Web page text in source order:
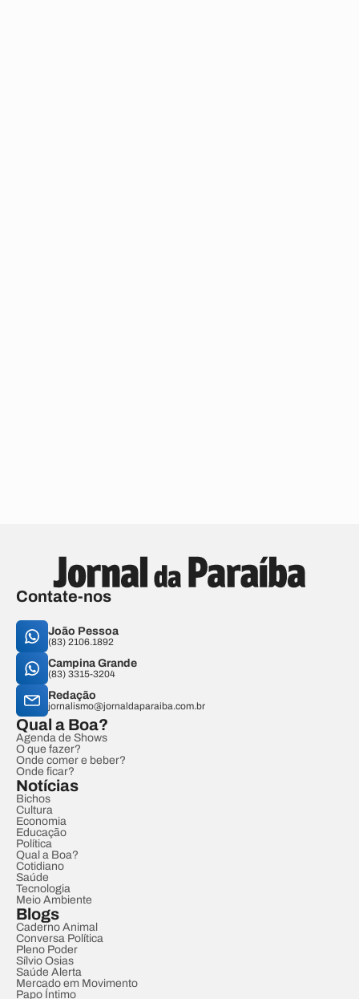
Contate-nos
João Pessoa
(83) 2106.1892
Campina Grande
(83) 3315-3204
Redação
jornalismo@jornaldaparaiba.com.br
Qual a Boa?
Agenda de Shows
O que fazer?
Onde comer e beber?
Onde ficar?
Notícias
Bichos
Cultura
Economia
Educação
Política
Qual a Boa?
Cotidiano
Saúde
Tecnologia
Meio Ambiente
Blogs
Caderno Animal
Conversa Política
Pleno Poder
Sílvio Osias
Saúde Alerta
Mercado em Movimento
Papo Íntimo